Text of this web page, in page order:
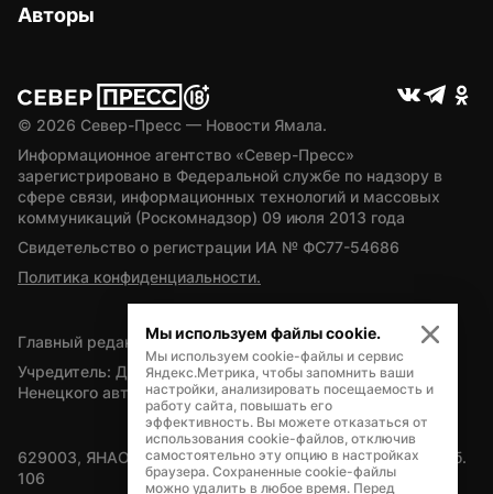
Авторы
© 2026 Север-Пресс — Новости Ямала.
Информационное агентство «Север-Пресс»
зарегистрировано в Федеральной службе по надзору в
сфере связи, информационных технологий и массовых
коммуникаций (Роскомнадзор) 09 июля 2013 года
Свидетельство о регистрации ИА № ФС77-54686
Политика конфиденциальности.
Главный редактор — А.Л. Поздеев
Учредитель: Департамент внутренней политики Ямало-
Ненецкого автономного округа
629003, ЯНАО, Салехард, мкр. Богдана Кнунянца, д.1, каб.
106
Мы используем файлы cookie.
Мы используем cookie-файлы и сервис
Яндекс.Метрика, чтобы запомнить ваши
настройки, анализировать посещаемость и
работу сайта, повышать его
эффективность. Вы можете отказаться от
использования cookie-файлов, отключив
самостоятельно эту опцию в настройках
браузера. Сохраненные cookie-файлы
можно удалить в любое время. Перед